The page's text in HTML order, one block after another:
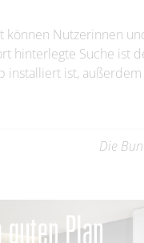
können Nutzerinnen
hinterlegte Suche ist
installiert ist,
Die